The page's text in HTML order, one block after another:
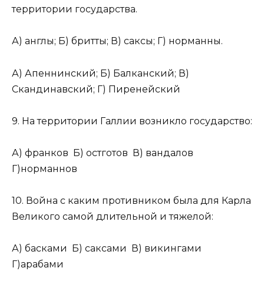
территории государства.
А) англы; Б) бритты; В) саксы; Г) норманны.
А) Апеннинский; Б) Балканский; В)
Скандинавский; Г) Пиренейский
9. На территории Галлии возникло государство:
А) франков Б) остготов В) вандалов
Г)норманнов
10. Война с каким противником была для Карла
Великого самой длительной и тяжелой:
А) басками Б) саксами В) викингами
Г)арабами